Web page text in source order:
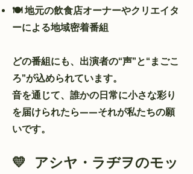
🍽 地元の飲食店オーナーやクリエイタ
ーによる地域密着番組
どの番組にも、出演者の“声”と“まごこ
ろ”が込められています。
音を通じて、誰かの日常に小さな彩り
を届けられたら——それが私たちの願
いです。
💛 アシヤ・ラヂヲのモッ